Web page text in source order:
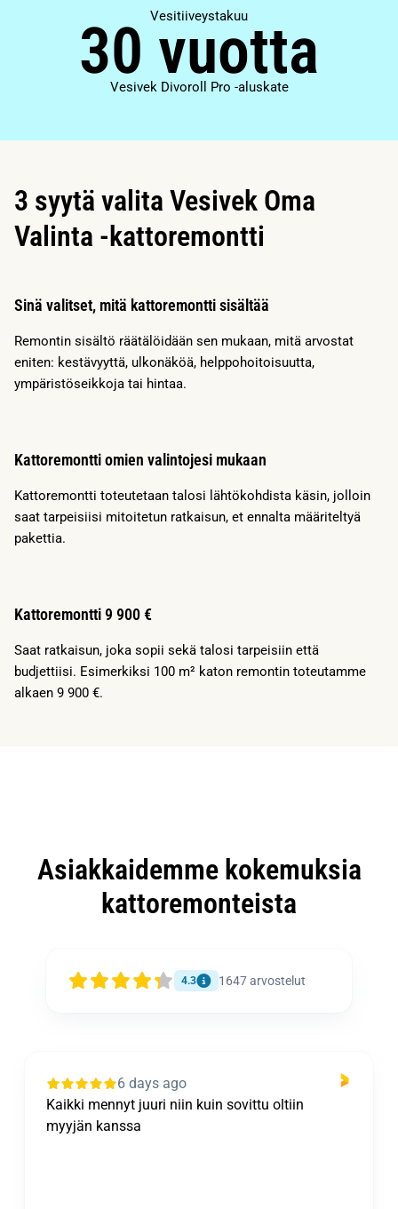
Vesitiiveystakuu
30 vuotta
Vesivek Divoroll Pro -aluskate
3 syytä valita Vesivek Oma
Valinta -kattoremontti
Sinä valitset, mitä kattoremontti sisältää
Remontin sisältö räätälöidään sen mukaan, mitä arvostat
eniten: kestävyyttä, ulkonäköä, helppohoitoisuutta,
ympäristöseikkoja tai hintaa.
Kattoremontti omien valintojesi mukaan
Kattoremontti toteutetaan talosi lähtökohdista käsin, jolloin
saat tarpeisiisi mitoitetun ratkaisun, et ennalta määriteltyä
pakettia.
Kattoremontti 9 900 €
Saat ratkaisun, joka sopii sekä talosi tarpeisiin että
budjettiisi. Esimerkiksi 100 m² katon remontin toteutamme
alkaen 9 900 €.
Asiakkaidemme kokemuksia
kattoremonteista
4.3 1647arvostelut
6 days ago
Kaikki mennyt juuri niin kuin sovittu oltiin
myyjän kanssa